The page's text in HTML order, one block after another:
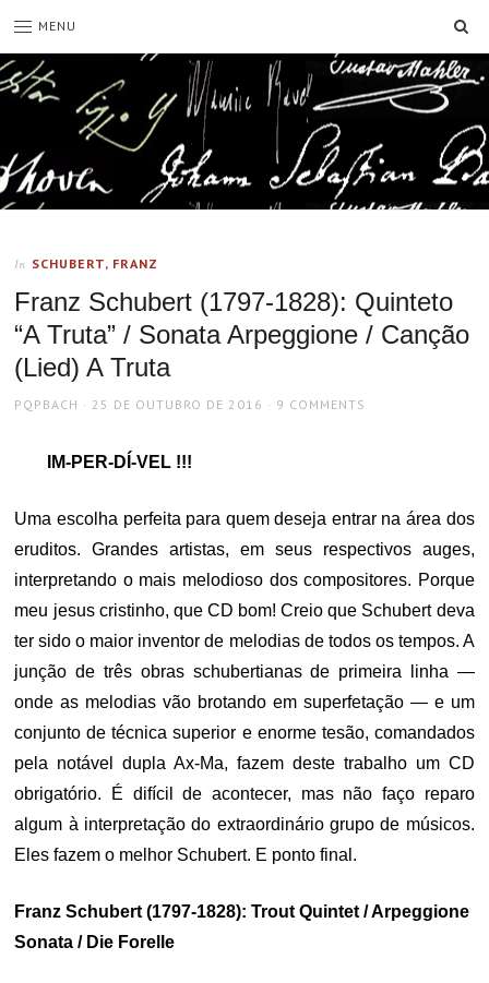
MENU
In SCHUBERT, FRANZ
Franz Schubert (1797-1828): Quinteto
“A Truta” / Sonata Arpeggione / Canção
(Lied) A Truta
AUTHOR
PQPBACH
POSTED
25 DE OUTUBRO DE 2016 9 COMMENTS
IM-PER-DÍ-VEL !!!
Uma escolha perfeita para quem deseja entrar na área dos
eruditos. Grandes artistas, em seus respectivos auges,
interpretando o mais melodioso dos compositores. Porque
meu jesus cristinho, que CD bom! Creio que Schubert deva
ter sido o maior inventor de melodias de todos os tempos. A
junção de três obras schubertianas de primeira linha —
onde as melodias vão brotando em superfetação — e um
conjunto de técnica superior e enorme tesão, comandados
pela notável dupla Ax-Ma, fazem deste trabalho um CD
obrigatório. É difícil de acontecer, mas não faço reparo
algum à interpretação do extraordinário grupo de músicos.
Eles fazem o melhor Schubert. E ponto final.
Franz Schubert (1797-1828): Trout Quintet / Arpeggione
Sonata / Die Forelle